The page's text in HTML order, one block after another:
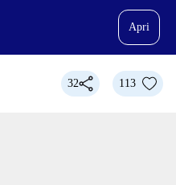
Apri
32 113